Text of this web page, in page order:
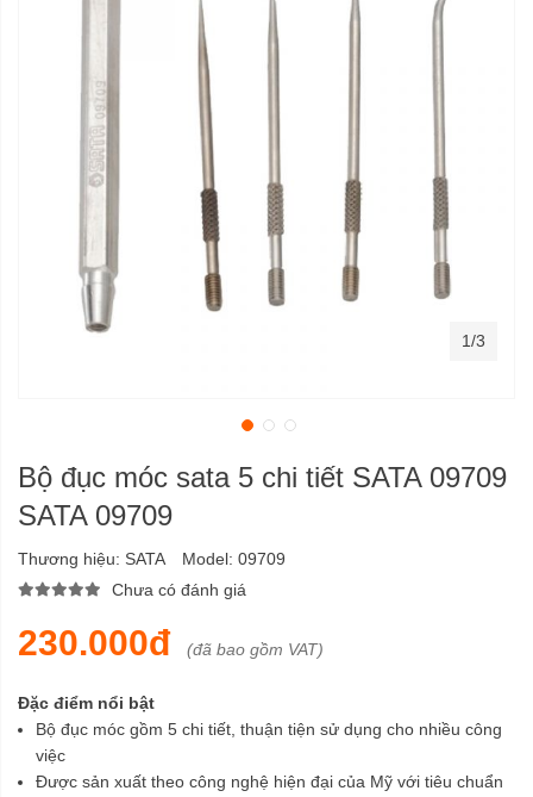
Bộ đục móc sata 5 chi tiết SATA 09709
SATA 09709
Thương hiệu: SATA Model: 09709
Chưa có đánh giá
230.000đ (đã bao gồm VAT)
Đặc điểm nổi bật
Bộ đục móc gồm 5 chi tiết, thuận tiện sử dụng cho nhiều công
việc
Được sản xuất theo công nghệ hiện đại của Mỹ với tiêu chuẩn
1/3